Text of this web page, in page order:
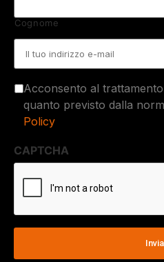
Cognome
Acconsento al
quanto previsto dalla
Policy
CAPTCHA